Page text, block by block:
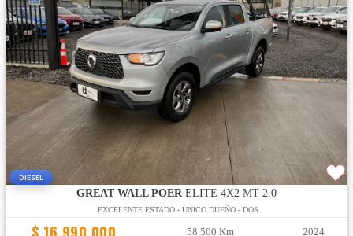
DIESEL
GREAT WALL POER ELITE 4X2 MT 2.0
EXCELENTE ESTADO - UNICO DUEÑO - DOS
$ 16.990.000 58.500 Km 2024